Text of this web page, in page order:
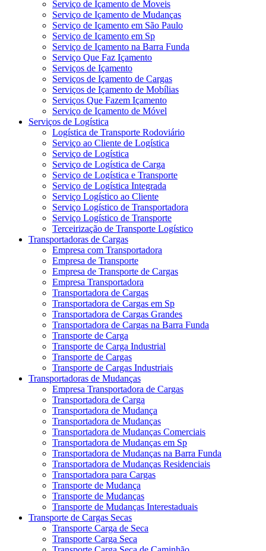
Serviço de Içamento de Moveis
Serviço de Içamento de Mudanças
Serviço de Içamento em São Paulo
Serviço de Içamento em Sp
Serviço de Içamento na Barra Funda
Serviço Que Faz Içamento
Serviços de Içamento
Serviços de Içamento de Cargas
Serviços de Içamento de Mobílias
Serviços Que Fazem Içamento
Serviço de Içamento de Móvel
Serviços de Logística
Logística de Transporte Rodoviário
Serviço ao Cliente de Logística
Serviço de Logística
Serviço de Logística de Carga
Serviço de Logística e Transporte
Serviço de Logística Integrada
Serviço Logístico ao Cliente
Serviço Logístico de Transportadora
Serviço Logístico de Transporte
Terceirização de Transporte Logístico
Transportadoras de Cargas
Empresa com Transportadora
Empresa de Transporte
Empresa de Transporte de Cargas
Empresa Transportadora
Transportadora de Cargas
Transportadora de Cargas em Sp
Transportadora de Cargas Grandes
Transportadora de Cargas na Barra Funda
Transporte de Carga
Transporte de Carga Industrial
Transporte de Cargas
Transporte de Cargas Industriais
Transportadoras de Mudanças
Empresa Transportadora de Cargas
Transportadora de Carga
Transportadora de Mudança
Transportadora de Mudanças
Transportadora de Mudanças Comerciais
Transportadora de Mudanças em Sp
Transportadora de Mudanças na Barra Funda
Transportadora de Mudanças Residenciais
Transportadora para Cargas
Transporte de Mudança
Transporte de Mudanças
Transporte de Mudanças Interestaduais
Transporte de Cargas Secas
Transporte Carga de Seca
Transporte Carga Seca